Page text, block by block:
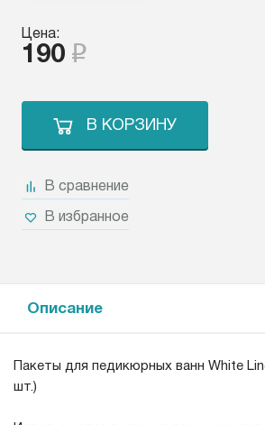
Цена:
190
В КОРЗИНУ
В сравнение
В избранное
Описание
Пакеты для педикюрных ванн White
шт.)